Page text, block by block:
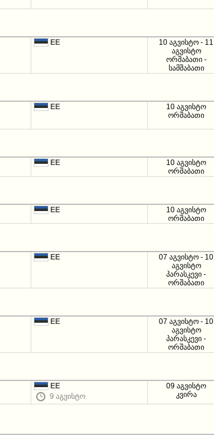
EE
10 აგვისტო - 11
აგვისტო
ორშაბათი -
სამშაბათი
EE
10 აგვისტო
ორშაბათი
EE
10 აგვისტო
ორშაბათი
EE
10 აგვისტო
ორშაბათი
EE
07 აგვისტო - 10
აგვისტო
პარასკევი -
ორშაბათი
EE
07 აგვისტო - 10
აგვისტო
პარასკევი -
ორშაბათი
EE
9 აგვისტო
09 აგვისტო
კვირა